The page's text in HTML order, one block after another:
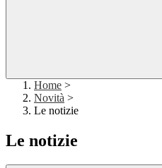
Home >
Novità >
Le notizie
Le notizie